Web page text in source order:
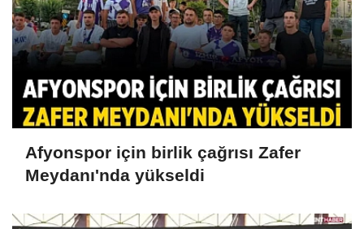
Afyonspor için birlik çağrısı Zafer
Meydanı'nda yükseldi